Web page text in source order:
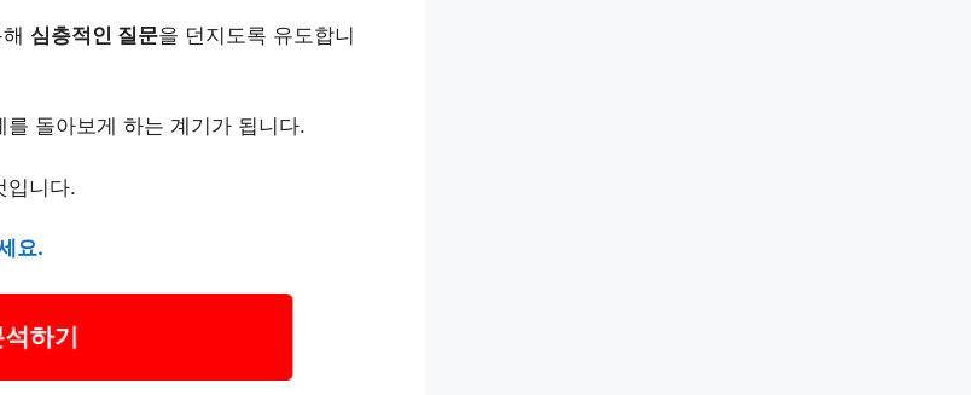
심층적인 질문을 던지도록 유도합니
돌아보게 하는 계기가 됩니다.
입니다.
요.
하기